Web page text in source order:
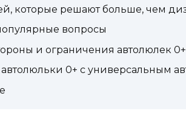
которые решают больше, чем
вопросы
и ограничения автолюлек 0+
0+ с универсальным